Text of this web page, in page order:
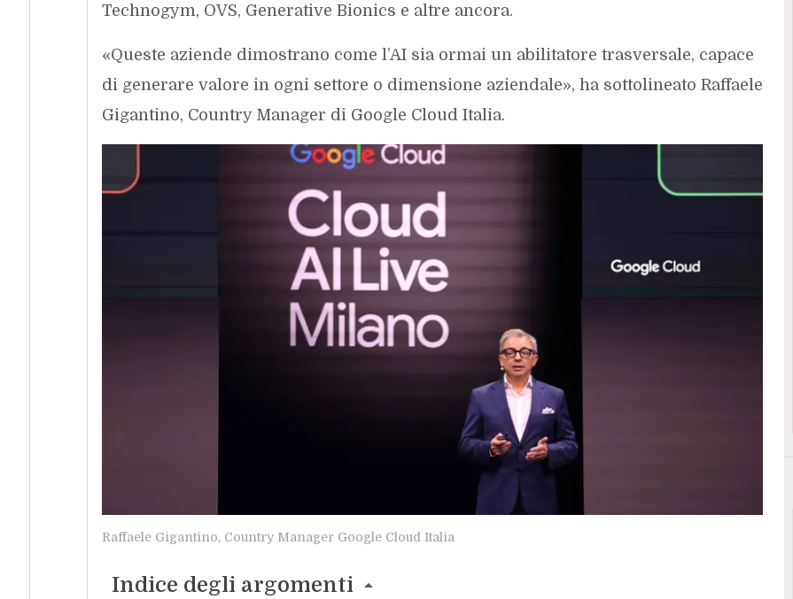
Technogym, OVS, Generative Bionics e altre ancora.
«Queste aziende dimostrano come l’AI sia ormai un abilitatore trasversale, capace
di generare valore in ogni settore o dimensione aziendale», ha sottolineato Raffaele
Gigantino, Country Manager di Google Cloud Italia.
Raffaele Gigantino, Country Manager Google Cloud Italia
Indice degli argomenti